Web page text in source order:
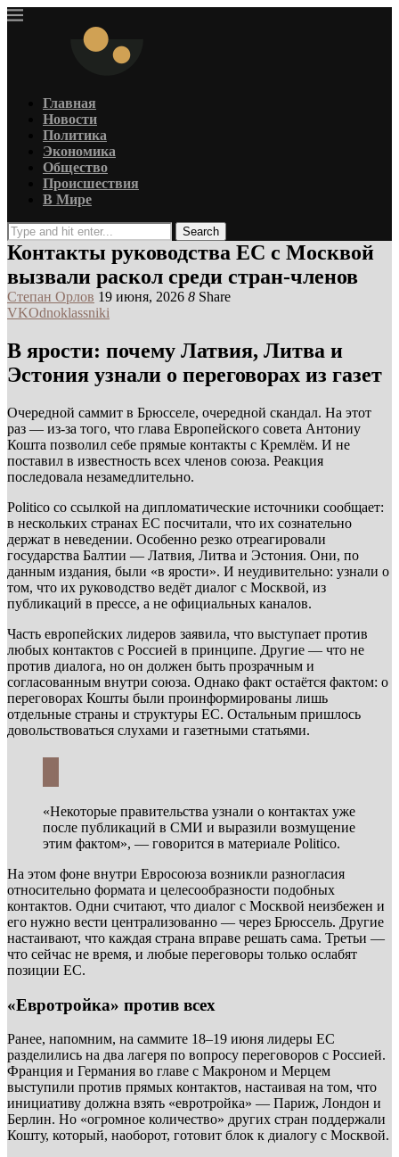
Главная
Новости
Политика
Экономика
Общество
Происшествия
В Мире
Search
Контакты руководства ЕС с Москвой
вызвали раскол среди стран-членов
Степан Орлов 19 июня, 2026 8 Share
VKOdnoklassniki
В ярости: почему Латвия, Литва и
Эстония узнали о переговорах из газет
Очередной саммит в Брюсселе, очередной скандал. На этот
раз — из-за того, что глава Европейского совета Антониу
Кошта позволил себе прямые контакты с Кремлём. И не
поставил в известность всех членов союза. Реакция
последовала незамедлительно.
Politico со ссылкой на дипломатические источники сообщает:
в нескольких странах ЕС посчитали, что их сознательно
держат в неведении. Особенно резко отреагировали
государства Балтии — Латвия, Литва и Эстония. Они, по
данным издания, были «в ярости». И неудивительно: узнали о
том, что их руководство ведёт диалог с Москвой, из
публикаций в прессе, а не официальных каналов.
Часть европейских лидеров заявила, что выступает против
любых контактов с Россией в принципе. Другие — что не
против диалога, но он должен быть прозрачным и
согласованным внутри союза. Однако факт остаётся фактом: о
переговорах Кошты были проинформированы лишь
отдельные страны и структуры ЕС. Остальным пришлось
довольствоваться слухами и газетными статьями.
«Некоторые правительства узнали о контактах уже
после публикаций в СМИ и выразили возмущение
этим фактом», — говорится в материале Politico.
На этом фоне внутри Евросоюза возникли разногласия
относительно формата и целесообразности подобных
контактов. Одни считают, что диалог с Москвой неизбежен и
его нужно вести централизованно — через Брюссель. Другие
настаивают, что каждая страна вправе решать сама. Третьи —
что сейчас не время, и любые переговоры только ослабят
позиции ЕС.
«Евротройка» против всех
Ранее, напомним, на саммите 18–19 июня лидеры ЕС
разделились на два лагеря по вопросу переговоров с Россией.
Франция и Германия во главе с Макроном и Мерцем
выступили против прямых контактов, настаивая на том, что
инициативу должна взять «евротройка» — Париж, Лондон и
Берлин. Но «огромное количество» других стран поддержали
Кошту, который, наоборот, готовит блок к диалогу с Москвой.